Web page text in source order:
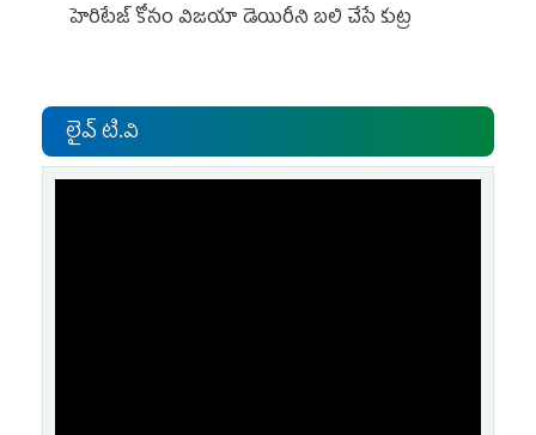
హెరిటేజ్ కోసం విజయా డెయిరీని బలి చేసే కుట్ర‌
లైవ్ టి.వి